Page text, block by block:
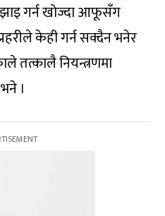
गर्न खोज्दा आफूसँग
केही गर्न सक्दैन भनेर
तत्कालै नियन्त्रणमा
।